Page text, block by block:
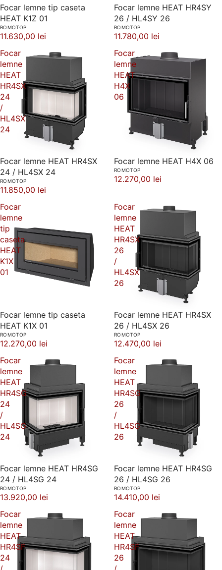
Focar lemne tip caseta
HEAT K1Z 01
ROMOTOP
11.630,00 lei
Focar lemne HEAT HR4SY
26 / HL4SY 26
ROMOTOP
11.780,00 lei
Focar
lemne
HEAT
HR4SX
24
/
HL4SX
24
Focar lemne HEAT HR4SX
24 / HL4SX 24
ROMOTOP
11.850,00 lei
Focar
lemne
HEAT
H4X
06
Focar lemne HEAT H4X 06
ROMOTOP
12.270,00 lei
Focar
lemne
tip
caseta
HEAT
K1X
01
Focar lemne tip caseta
HEAT K1X 01
ROMOTOP
12.270,00 lei
Focar
lemne
HEAT
HR4SX
26
/
HL4SX
26
Focar lemne HEAT HR4SX
26 / HL4SX 26
ROMOTOP
12.470,00 lei
Focar
lemne
HEAT
HR4SG
24
/
HL4SG
24
Focar lemne HEAT HR4SG
24 / HL4SG 24
ROMOTOP
13.920,00 lei
Focar
lemne
HEAT
HR4SG
26
/
HL4SG
26
Focar lemne HEAT HR4SG
26 / HL4SG 26
ROMOTOP
14.410,00 lei
Focar
lemne
HEAT
HR4SF
24
Focar
lemne
HEAT
HR4SF
26